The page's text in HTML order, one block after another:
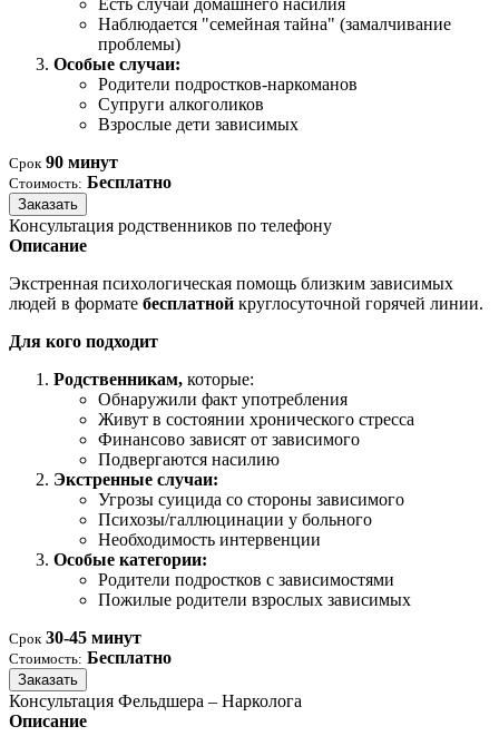
Есть случаи домашнего насилия
Наблюдается "семейная тайна" (замалчивание
проблемы)
Особые случаи:
Родители подростков-наркоманов
Супруги алкоголиков
Взрослые дети зависимых
Срок 90 минут
Стоимость: Бесплатно
Заказать
Консультация родственников по телефону
Описание
Экстренная психологическая помощь близким зависимых
людей в формате бесплатной круглосуточной горячей линии.
Для кого подходит
Родственникам, которые:
Обнаружили факт употребления
Живут в состоянии хронического стресса
Финансово зависят от зависимого
Подвергаются насилию
Экстренные случаи:
Угрозы суицида со стороны зависимого
Психозы/галлюцинации у больного
Необходимость интервенции
Особые категории:
Родители подростков с зависимостями
Пожилые родители взрослых зависимых
Срок 30-45 минут
Стоимость: Бесплатно
Заказать
Консультация Фельдшера – Нарколога
Описание